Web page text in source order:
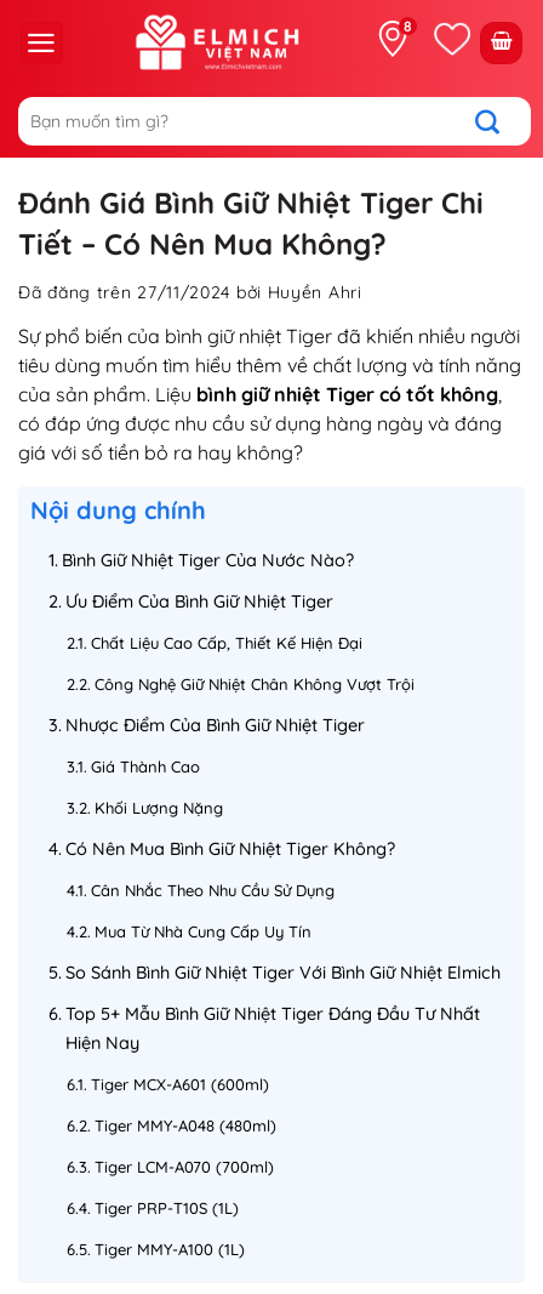
đến
dung
8
Tìm
kiếm:
Đánh Giá Bình Giữ Nhiệt Tiger Chi
Tiết – Có Nên Mua Không?
Đã đăng trên 27/11/2024 bởi Huyền Ahri
Sự phổ biến của bình giữ nhiệt Tiger đã khiến nhiều người
tiêu dùng muốn tìm hiểu thêm về chất lượng và tính năng
của sản phẩm. Liệu bình giữ nhiệt Tiger có tốt không,
có đáp ứng được nhu cầu sử dụng hàng ngày và đáng
giá với số tiền bỏ ra hay không?
Nội dung chính
Bình Giữ Nhiệt Tiger Của Nước Nào?
Ưu Điểm Của Bình Giữ Nhiệt Tiger
Chất Liệu Cao Cấp, Thiết Kế Hiện Đại
Công Nghệ Giữ Nhiệt Chân Không Vượt Trội
Nhược Điểm Của Bình Giữ Nhiệt Tiger
Giá Thành Cao
Khối Lượng Nặng
Có Nên Mua Bình Giữ Nhiệt Tiger Không?
Cân Nhắc Theo Nhu Cầu Sử Dụng
Mua Từ Nhà Cung Cấp Uy Tín
So Sánh Bình Giữ Nhiệt Tiger Với Bình Giữ Nhiệt Elmich
Top 5+ Mẫu Bình Giữ Nhiệt Tiger Đáng Đầu Tư Nhất
Hiện Nay
Tiger MCX-A601 (600ml)
Tiger MMY-A048 (480ml)
Tiger LCM-A070 (700ml)
Tiger PRP-T10S (1L)
Tiger MMY-A100 (1L)